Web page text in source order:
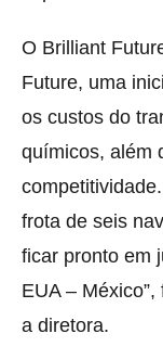
O Brilliant
Future, uma
os custos do
químicos, além
frota de seis
ficar pronto em
EUA – México”,
a diretora.